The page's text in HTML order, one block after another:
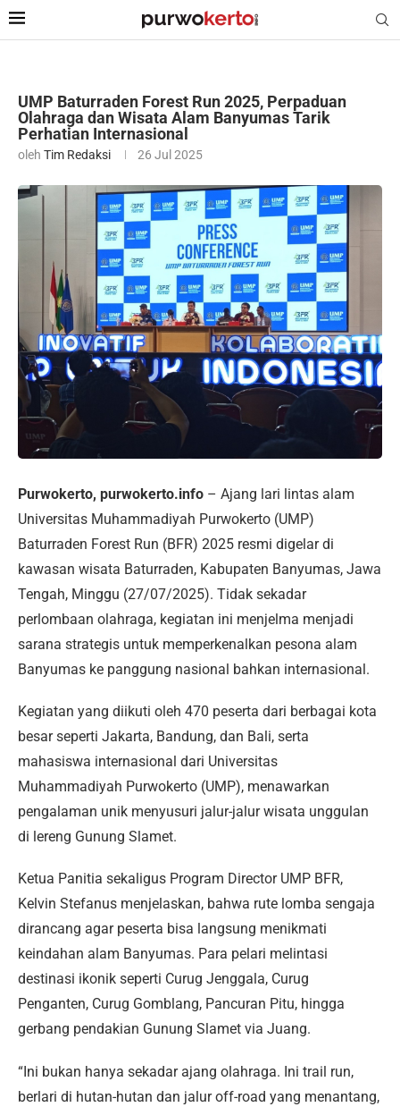
UMP Baturraden Forest Run 2025, Perpaduan
Olahraga dan Wisata Alam Banyumas Tarik
Perhatian Internasional
oleh Tim Redaksi 26 Jul 2025
Purwokerto, purwokerto.info – Ajang lari lintas alam
Universitas Muhammadiyah Purwokerto (UMP)
Baturraden Forest Run (BFR) 2025 resmi digelar di
kawasan wisata Baturraden, Kabupaten Banyumas, Jawa
Tengah, Minggu (27/07/2025). Tidak sekadar
perlombaan olahraga, kegiatan ini menjelma menjadi
sarana strategis untuk memperkenalkan pesona alam
Banyumas ke panggung nasional bahkan internasional.
Kegiatan yang diikuti oleh 470 peserta dari berbagai kota
besar seperti Jakarta, Bandung, dan Bali, serta
mahasiswa internasional dari Universitas
Muhammadiyah Purwokerto (UMP), menawarkan
pengalaman unik menyusuri jalur-jalur wisata unggulan
di lereng Gunung Slamet.
Ketua Panitia sekaligus Program Director UMP BFR,
Kelvin Stefanus menjelaskan, bahwa rute lomba sengaja
dirancang agar peserta bisa langsung menikmati
keindahan alam Banyumas. Para pelari melintasi
destinasi ikonik seperti Curug Jenggala, Curug
Penganten, Curug Gomblang, Pancuran Pitu, hingga
gerbang pendakian Gunung Slamet via Juang.
“Ini bukan hanya sekadar ajang olahraga. Ini trail run,
berlari di hutan-hutan dan jalur off-road yang menantang,